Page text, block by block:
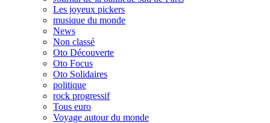
Les joyeux pickers
musique du monde
News
Non classé
Oto Découverte
Oto Focus
Oto Solidaires
politique
rock progressif
Tous euro
Voyage autour du monde